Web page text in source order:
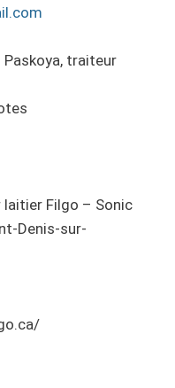
traiteur
laitier Filgo – Sonic
Denis-sur-